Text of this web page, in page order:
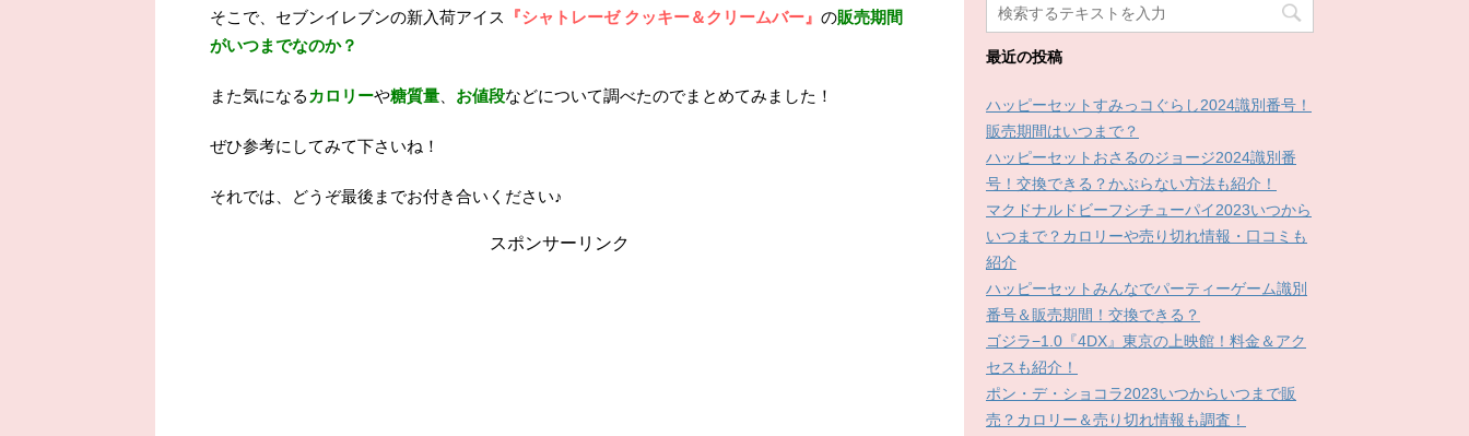
そこで、セブンイレブンの新入荷アイス 『シャトレーゼ クッキー＆クリームバー』 の販売期間
がいつまでなのか？
また気になる カロリーや糖質量 お値段などについて調べたのでまとめてみました！
ぜひ参考にしてみて下さいね！
それでは、どうぞ最後までお付き合いください♪
スポンサーリンク
最近の投稿
ハッピーセットすみっコぐらし2024識別番号！
販売期間はいつまで？
ハッピーセットおさるのジョージ2024識別番
号！交換できる？かぶらない方法も紹介！
マクドナルドビーフシチューパイ2023いつから
いつまで？カロリーや売り切れ情報・口コミも
紹介
ハッピーセットみんなでパーティーゲーム識別
番号＆販売期間！交換できる？
ゴジラ−1.0『4DX』東京の上映館！料金＆アク
セスも紹介！
ポン・デ・ショコラ2023いつからいつまで販
売？カロリー＆売り切れ情報も調査！